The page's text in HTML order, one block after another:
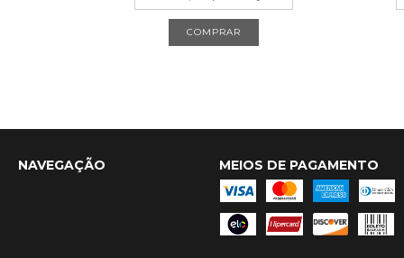
NAVEGAÇÃO MEIOS DE PAGAMENTO